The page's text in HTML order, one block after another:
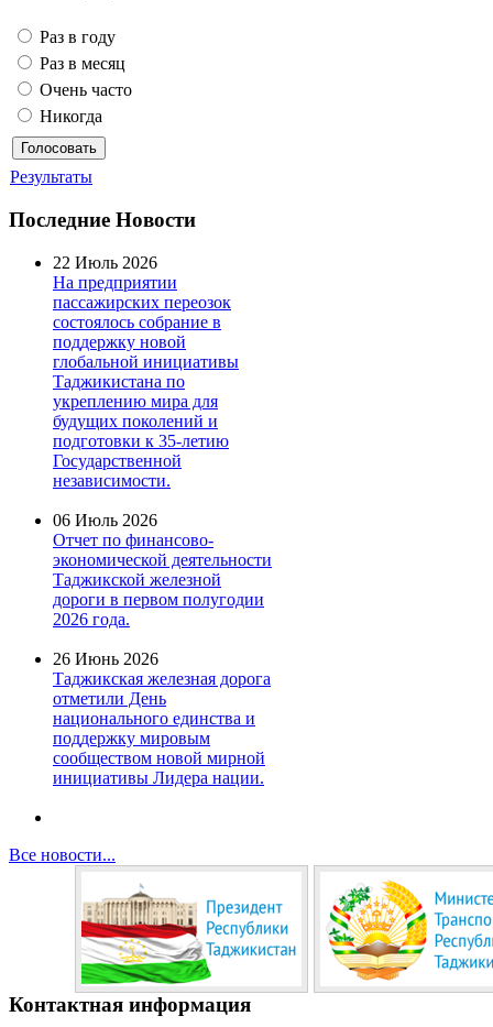
Раз в году
Раз в месяц
Очень часто
Никогда
Результаты
Последние Новости
22 Июль 2026
На предприятии
пассажирских переозок
состоялось собрание в
поддержку новой
глобальной инициативы
Таджикистана по
укреплению мира для
будущих поколений и
подготовки к 35-летию
Государственной
независимости.
06 Июль 2026
Отчет по финансово-
экономической деятельности
Таджикской железной
дороги в первом полугодии
2026 года.
26 Июнь 2026
Таджикская железная дорога
отметили День
национального единства и
поддержку мировым
сообществом новой мирной
инициативы Лидера нации.
Все новости...
Контактная информация